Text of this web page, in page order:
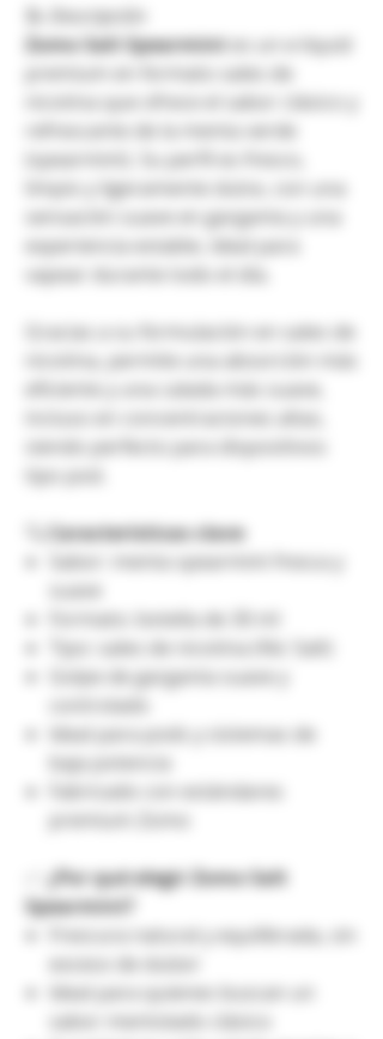
📝
Descripción
Zomo Salt Spearmintes un e-liquid
premium en formato sales de
nicotina que ofrece el sabor clásico y
refrescante de la menta verde
(spearmint). Su perfil es fresco,
limpio y ligeramente dulce, con una
sensación suave en garganta y una
experiencia estable, ideal para
vapear durante todo el día.
Gracias a su formulación en sales de
nicotina, permite una absorción más
eficiente y una calada más suave,
incluso en concentraciones altas,
siendo perfecto para dispositivos
tipo pod.
Características clave
Sabor: menta spearmint fresca y
suave
Formato: botella de 30 ml
Tipo: sales de nicotina (Nic Salt)
Golpe de garganta suave y
controlado
Ideal para pods y sistemas de
baja potencia
Fabricado con estándares
premium Zomo
¿Por qué elegir Zomo Salt
Spearmint?
Frescura natural y equilibrada, sin
exceso de dulzor
Ideal para quienes buscan un
sabor mentolado clásico